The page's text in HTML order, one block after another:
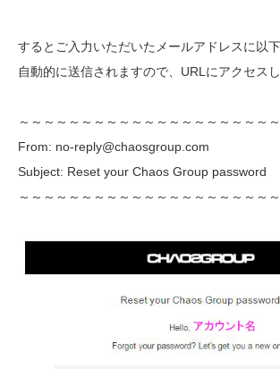
するとご入力いただいたメールアドレスに以
自動的に送信されますので、URLにアクセスし
～～～～～～～～～～～～～～～～～～～～
From: no-reply@chaosgroup.com
Subject: Reset your Chaos Group password
～～～～～～～～～～～～～～～～～～～～